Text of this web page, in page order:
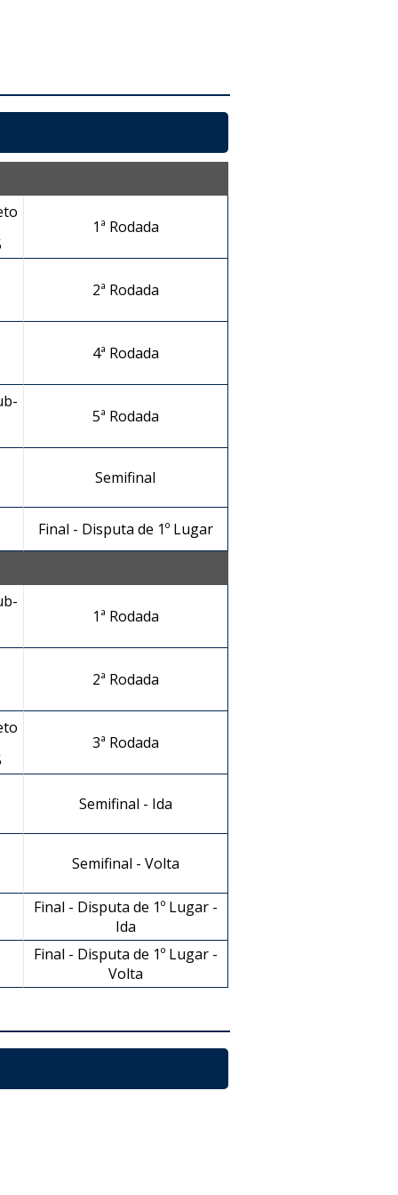
1ª Rodada
2ª Rodada
4ª Rodada
5ª Rodada
Semifinal
Final - Disputa de 1º Lugar
1ª Rodada
2ª Rodada
3ª Rodada
Semifinal - Ida
Semifinal - Volta
Final - Disputa de 1º Lugar -
Ida
Final - Disputa de 1º Lugar -
Volta